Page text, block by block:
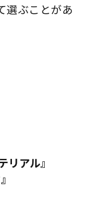
選ぶことがあ
リアル』